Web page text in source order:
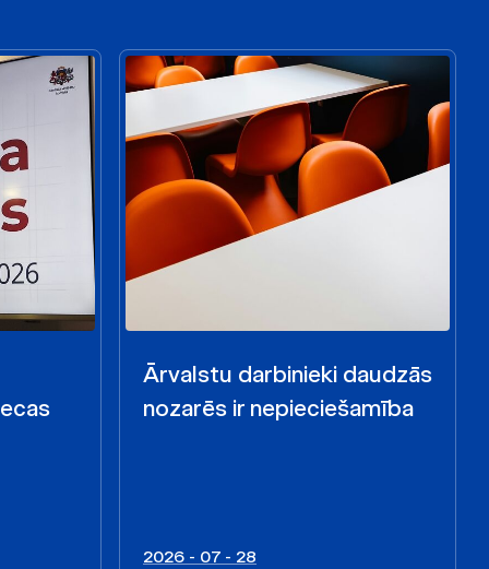
Ārvalstu darbinieki daudzās
nozarēs ir nepieciešamība
2026 - 07 - 28